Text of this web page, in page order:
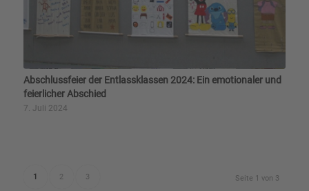
Abschlussfeier der Entlassklassen 2024: Ein emotionaler und
feierlicher Abschied
7. Juli 2024
Seite 1 von 3
1 2 3